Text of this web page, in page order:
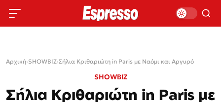
Αρχική›SHOWBIZ›Σήλια Κριθαριώτη in Paris με Ναόμι και Αργυρό
SHOWBIZ
Σήλια Κριθαριώτη in Paris με